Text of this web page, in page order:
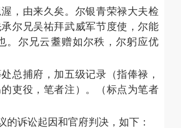
，由来久矣。尔银青荣禄大夫检
尔兄吴祐拜武威军节度使，尔能
。尔兄云耋赠如尔秩，尔躬应优
总捕府，加五级记录（指俸禄，
吏役，笔者注）。（标点为笔者
的诉讼起因和官府判决，如下：